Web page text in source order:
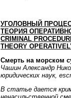
УГОЛОВНЫЙ
ТЕОРИЯ
CRIMINAL
THEORY
Смерть на морском
Чашин Александр
юридических наук,
В статье дается